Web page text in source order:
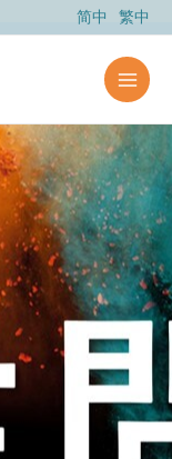
简中 繁中